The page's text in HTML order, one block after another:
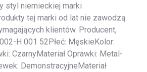
styl niemieckiej marki
tej marki od lat nie zawodzą
klientów. Producent,
H 001 52Płeć: MęskieKolor:
CzarnyMateriał Oprawki: Metal-
DemonstracyjneMateriał